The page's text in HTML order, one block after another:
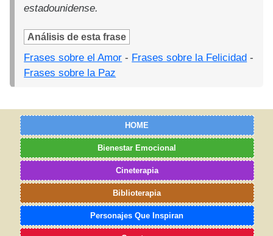
estadounidense.
Análisis de esta frase
Frases sobre el Amor - Frases sobre la Felicidad -
Frases sobre la Paz
HOME
Bienestar Emocional
Cineterapia
Biblioterapia
Personajes Que Inspiran